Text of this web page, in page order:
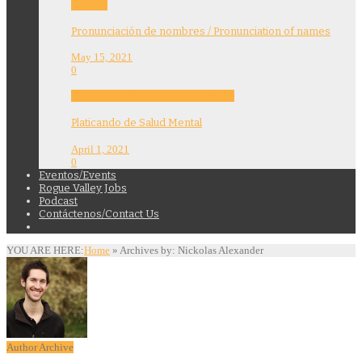
Pronunciación de nombres / Pronunciation of names
May 15, 2021
0
Platicando de Salud Mental
April 1, 2021
0
Eventos/Events
Rogue Valley Jobs
Podcast
Contáctenos/Contact Us
YOU ARE HERE:Home » Archives by: Nickolas Alexander
Author Archive